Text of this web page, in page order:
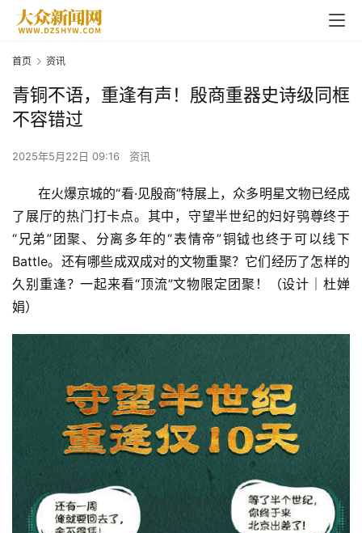
首页 资讯
青铜不语，重逢有声！殷商重器史诗级同框
不容错过
2025年5月22日 09:16 资讯
在火爆京城的“看·见殷商”特展上，众多明星文物已经成
了展厅的热门打卡点。其中，守望半世纪的妇好鸮尊终于
“兄弟”团聚、分离多年的“表情帝”铜钺也终于可以线下
Battle。还有哪些成双成对的文物重聚？它们经历了怎样的
久别重逢？一起来看“顶流”文物限定团聚！（设计｜杜婵
娟）